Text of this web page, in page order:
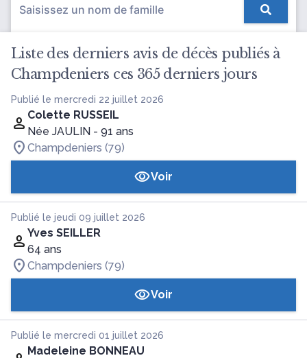
Liste des derniers avis de décès publiés à
Champdeniers ces 365 derniers jours
Publié le mercredi 22 juillet 2026
Colette RUSSEIL
Née JAULIN - 91 ans
Champdeniers (79)
Voir
Publié le jeudi 09 juillet 2026
Yves SEILLER
64 ans
Champdeniers (79)
Voir
Publié le mercredi 01 juillet 2026
Madeleine BONNEAU